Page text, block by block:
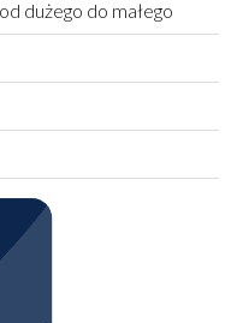
dużego do małego